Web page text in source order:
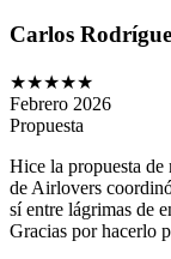
Carlos
★★★★★
Febrero 2026
Propuesta
Hice la propuesta
de Airlovers
sí entre lágrimas de
Gracias por hacerlo